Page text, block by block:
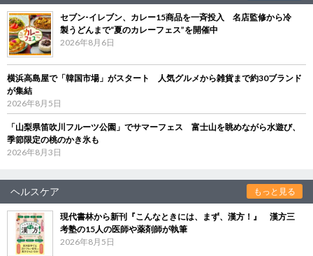
セブン‐イレブン、カレー15商品を一斉投入 名店監修から冷
製うどんまで“夏のカレーフェス”を開催中
2026年8月6日
横浜高島屋で「韓国市場」がスタート 人気グルメから雑貨まで約30ブランド
が集結
2026年8月5日
「山梨県笛吹川フルーツ公園」でサマーフェス 富士山を眺めながら水遊び、
季節限定の桃のかき氷も
2026年8月3日
ヘルスケア もっと見る
現代書林から新刊『こんなときには、まず、漢方！』 漢方三
考塾の15人の医師や薬剤師が執筆
2026年8月5日